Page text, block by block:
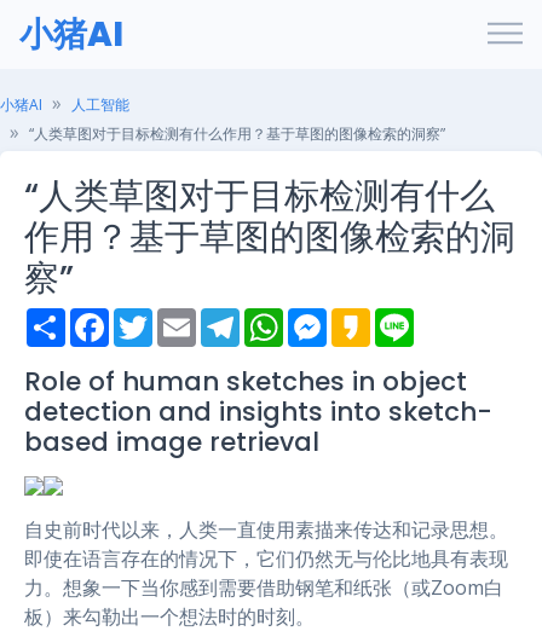
小猪AI
小猪AI
人工智能
“人类草图对于目标检测有什么作用？基于草图的图像检索的洞察”
“人类草图对于目标检测有什么
作用？基于草图的图像检索的洞
察”
S
h
r
e
F
a
e
b
o
o
k
T
w
t
t
e
r
E
m
i
l
T
e
e
g
r
a
m
W
h
t
s
A
p
p
M
e
s
e
n
K
a
a
o
e
Role of human sketches in object
detection and insights into sketch-
based image retrieval
自史前时代以来，人类一直使用素描来传达和记录思想。
即使在语言存在的情况下，它们仍然无与伦比地具有表现
力。想象一下当你感到需要借助钢笔和纸张（或Zoom白
板）来勾勒出一个想法时的时刻。